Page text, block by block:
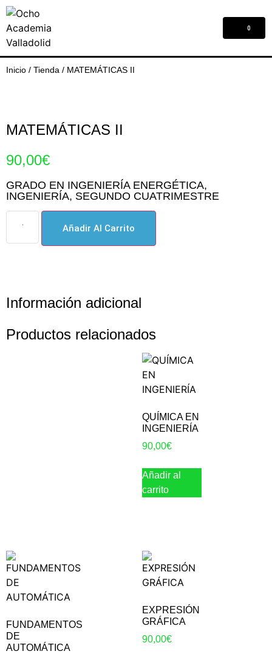
0
Inicio / Tienda / MATEMÁTICAS II
MATEMÁTICAS II
90,00€
GRADO EN INGENIERÍA ENERGÉTICA,
INGENIERÍA, SEGUNDO CUATRIMESTRE
Añadir Al Carrito
Información adicional
Productos relacionados
QUÍMICA EN
INGENIERÍA
90,00€
Añadir al
carrito
FUNDAMENTOS
DE
AUTOMÁTICA
EXPRESIÓN
GRÁFICA
90,00€